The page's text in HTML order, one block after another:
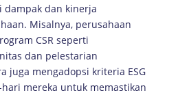
dan kinerja
Misalnya, perusahaan
CSR seperti
dan pelestarian
juga mengadopsi kriteria ESG
mereka untuk memastikan